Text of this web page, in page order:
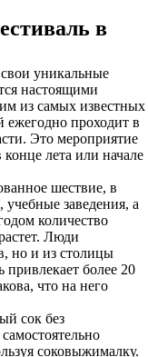
в
уникальные
настоящими
из самых известных
ежегодно проходит в
Это мероприятие
лета или начале
шествие, в
заведения, а
количество
Люди
но и из столицы
более 20
что на него
сок без
соковыжималку.